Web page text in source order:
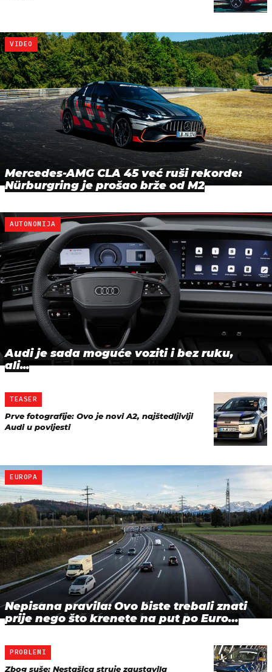
VIDEO
Mercedes-AMG CLA 45 već ruši rekorde:
Nürburgring je prošao brže od M2
AUTONOMIJA
Audi je sada moguće voziti i bez ruku,
ali...
TEASER
Prve fotografije: Ovo je novi A2, najštedljiviji
Audi u povijesti
EUROPA
Nepisana pravila: Ovo biste trebali znati
prije nego što krenete na put po Euro…
PROBLEMI
Zbog suše: Nestašica struje zaustavila